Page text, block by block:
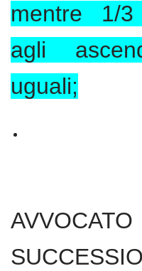
mentre 1/3
agli
uguali;